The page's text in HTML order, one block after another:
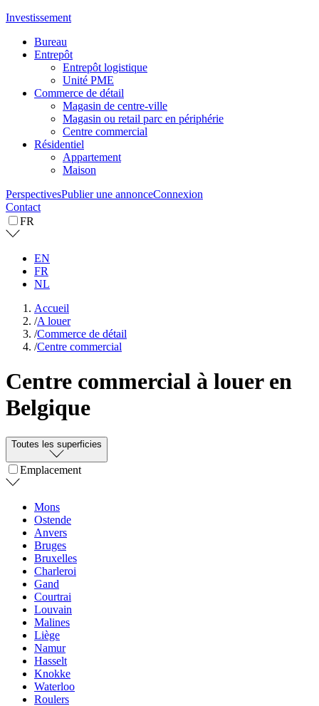
Investissement
Bureau
Entrepôt
Entrepôt logistique
Unité PME
Commerce de détail
Magasin de centre-ville
Magasin ou retail parc en périphérie
Centre commercial
Résidentiel
Appartement
Maison
PerspectivesPublier une annonceConnexion
Contact
FR
EN
FR
NL
Accueil
/A louer
/Commerce de détail
/Centre commercial
Centre commercial à louer en
Belgique
Toutes les superficies
Emplacement
Mons
Ostende
Anvers
Bruges
Bruxelles
Charleroi
Gand
Courtrai
Louvain
Malines
Liège
Namur
Hasselt
Knokke
Waterloo
Roulers